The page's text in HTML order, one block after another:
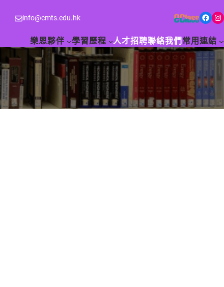
info@cmts.edu.hk Facebook Instagram
樂恩夥伴 學習歷程 人才招聘聯絡我們 常用連結